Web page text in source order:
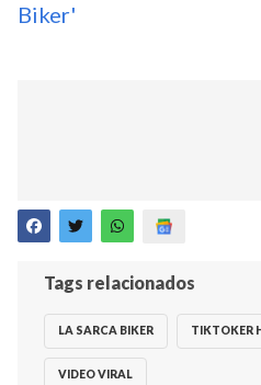
Biker'
Tags relacionados
LA SARCA BIKER TIKTOKER
VIDEO VIRAL